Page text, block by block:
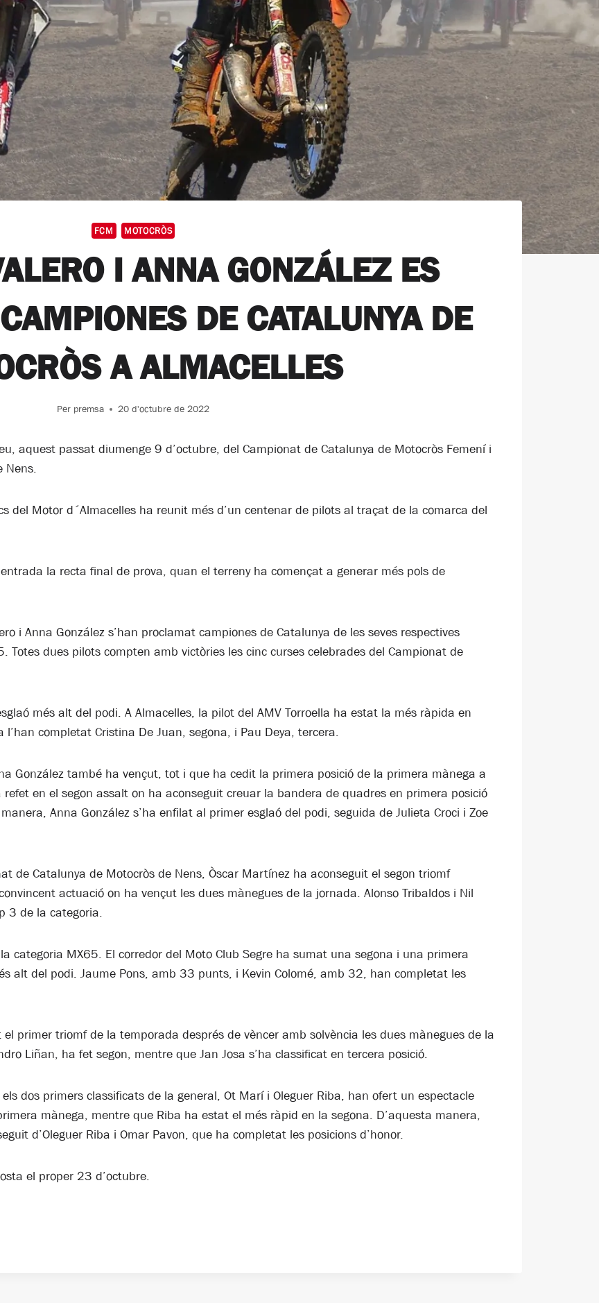
FCM MOTOCRÒS
I ANNA GONZÁLEZ ES
DE CATALUNYA DE
A ALMACELLES
Per premsa 20 d'octubre de 2022
aquest passat diumenge 9 d’octubre, del Campionat de Catalunya de Motocròs Femení i
Nens.
del Motor d´Almacelles ha reunit més d’un centenar de pilots al traçat de la comarca del
la recta final de prova, quan el terreny ha començat a generar més pols de
i Anna González s’han proclamat campiones de Catalunya de les seves respectives
Totes dues pilots compten amb victòries les cinc curses celebrades del Campionat de
més alt del podi. A Almacelles, la pilot del AMV Torroella ha estat la més ràpida en
completat Cristina De Juan, segona, i Pau Deya, tercera.
González també ha vençut, tot i que ha cedit la primera posició de la primera mànega a
refet en el segon assalt on ha aconseguit creuar la bandera de quadres en primera posició
Anna González s’ha enfilat al primer esglaó del podi, seguida de Julieta Croci i Zoe
de Catalunya de Motocròs de Nens, Òscar Martínez ha aconseguit el segon triomf
actuació on ha vençut les dues mànegues de la jornada. Alonso Tribaldos i Nil
3 de la categoria.
categoria MX65. El corredor del Moto Club Segre ha sumat una segona i una primera
alt del podi. Jaume Pons, amb 33 punts, i Kevin Colomé, amb 32, han completat les
primer triomf de la temporada després de vèncer amb solvència les dues mànegues de la
Liñan, ha fet segon, mentre que Jan Josa s’ha classificat en tercera posició.
dos primers classificats de la general, Ot Marí i Oleguer Riba, han ofert un espectacle
mànega, mentre que Riba ha estat el més ràpid en la segona. D’aquesta manera,
d’Oleguer Riba i Omar Pavon, que ha completat les posicions d’honor.
el proper 23 d’octubre.